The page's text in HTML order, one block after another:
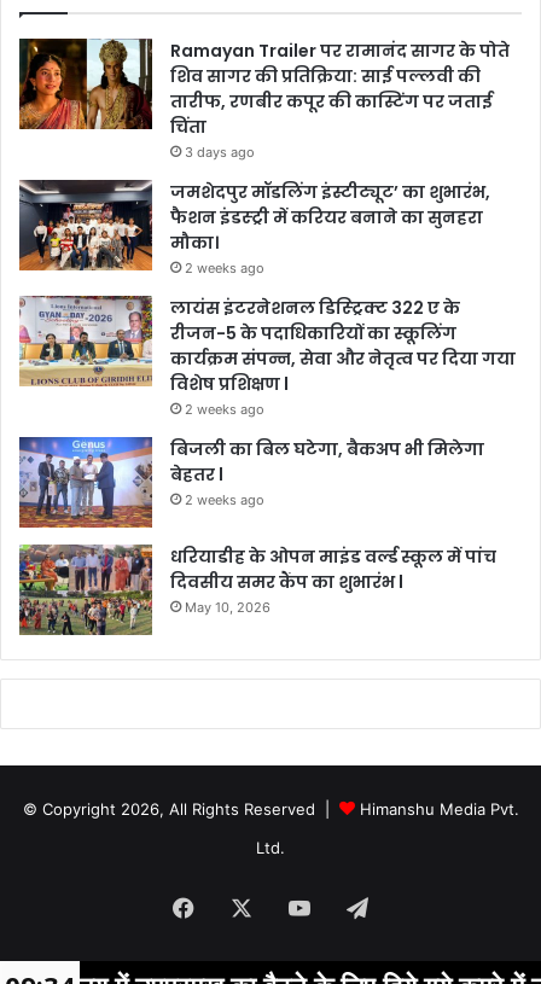
Ramayan Trailer पर रामानंद सागर के पोते
शिव सागर की प्रतिक्रिया: साई पल्लवी की
तारीफ, रणबीर कपूर की कास्टिंग पर जताई
चिंता
3 days ago
जमशेदपुर मॉडलिंग इंस्टीट्यूट’ का शुभारंभ,
फैशन इंडस्ट्री में करियर बनाने का सुनहरा
मौका।
2 weeks ago
लायंस इंटरनेशनल डिस्ट्रिक्ट 322 ए के
रीजन-5 के पदाधिकारियों का स्कूलिंग
कार्यक्रम संपन्न, सेवा और नेतृत्व पर दिया गया
विशेष प्रशिक्षण l
2 weeks ago
बिजली का बिल घटेगा, बैकअप भी मिलेगा
बेहतर l
2 weeks ago
धरियाडीह के ओपन माइंड वर्ल्ड स्कूल में पांच
दिवसीय समर कैंप का शुभारंभ l
May 10, 2026
© Copyright 2026, All Rights Reserved |
Himanshu Media Pvt.
Ltd.
Facebook YouTubeTelegram